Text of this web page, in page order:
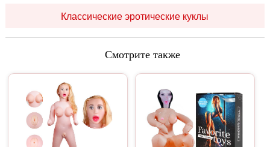
Классические эротические куклы
Смотрите также